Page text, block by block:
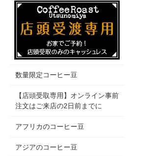
数量限定コーヒー豆
【店頭受取専用】オンライン事前
注文はご来店の2日前までに
アフリカのコーヒー豆
アジアのコーヒー豆